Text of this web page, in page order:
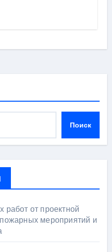
Поиск
работ от проектной
мероприятий и